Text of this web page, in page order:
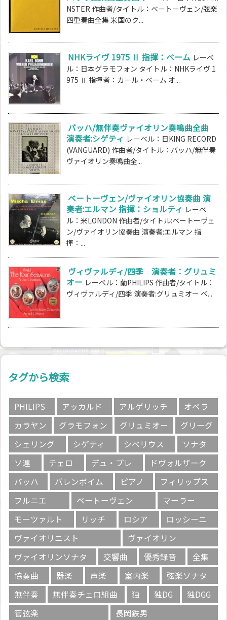
NSTER 作曲者/タイトル：ベートーヴェン/弦楽
四重奏曲全集 米国のク...
NHKライヴ 1975 Ⅱ 指揮：ベーム レーベ
ル：日本グラモフォン タイトル：NHKライヴ 1
975 Ⅱ 指揮者：カール・ベーム オ...
バッハ/無伴奏ヴァイオリン奏鳴曲全曲
演奏者:シゲティ レーベル：日KING RECORD
(VANGUARD) 作曲者/タイトル：バッハ/無伴奏
ヴァイオリン奏鳴曲全...
ベートーヴェン/ヴァイオリン協奏曲 演
奏者:エルマン 指揮：ショルティ レーベ
ル：米LONDON 作曲者/タイトル:ベートーヴェ
ン/ヴァイオリン協奏曲 演奏者:エルマン 指
揮：...
ヴィヴァルディ/四季 演奏者：グリュミ
オー レーベル：蘭PHILIPS 作曲者/タイトル：
ヴィヴァルディ/四季 演奏者:グリュミオー ベ...
タグから検索
PHILIPS アッカルド アルゲリッチ
オペラ
カラヤン
グラモフォン グリュミオー
グリーグ
シェリング
シゲティ シベリウス
ソナタ
ソ連
チェロ デュ・プレ
ドヴォルザーク
バッハ
バレンボイム ピアノ
フィリップス
フルニエ
ベートーヴェン
マーラー
モーツァルト
リッチ ロシア
ロッシーニ
ヴァイオリニスト
ヴァイオリン
ヴァイオリンソナタ
交響曲 優秀録音
全集
協奏曲
器楽 声楽 室内楽
弦楽ソナタ
無伴奏
無伴奏チェロ組曲 独 独DG
独DGG
管弦楽
長岡鉄男